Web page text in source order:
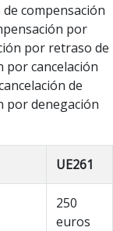
compensación
por
por retraso de
por cancelación
de
por denegación
UE261
250
euros